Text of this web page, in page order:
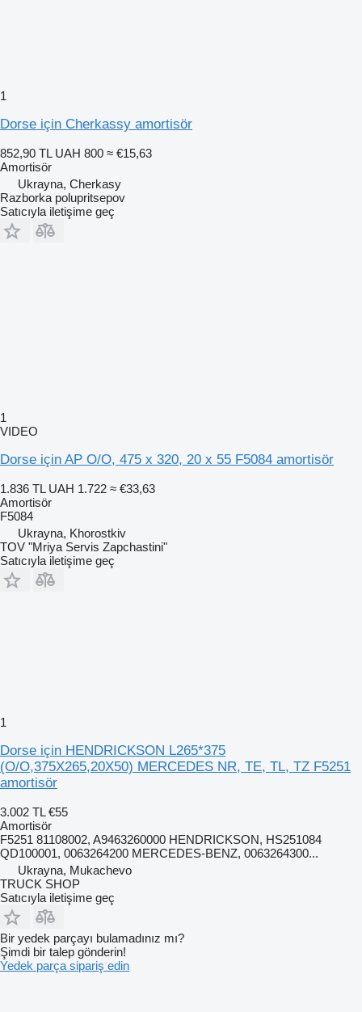
1
Dorse için Cherkassy amortisör
852,90 TL UAH 800 ≈ €15,63
Amortisör
Ukrayna, Cherkasy
Razborka polupritsepov
Satıcıyla iletişime geç
1
VIDEO
Dorse için AP O/O, 475 x 320, 20 x 55 F5084 amortisör
1.836 TL UAH 1.722 ≈ €33,63
Amortisör
F5084
Ukrayna, Khorostkiv
TOV "Mriya Servis Zapchastini"
Satıcıyla iletişime geç
1
Dorse için HENDRICKSON L265*375
(O/O,375X265,20X50) MERCEDES NR, TE, TL, TZ F5251
amortisör
3.002 TL €55
Amortisör
F5251 81108002, A9463260000 HENDRICKSON, HS251084
QD100001, 0063264200 MERCEDES-BENZ, 0063264300...
Ukrayna, Mukachevo
TRUCK SHOP
Satıcıyla iletişime geç
Bir yedek parçayı bulamadınız mı?
Şimdi bir talep gönderin!
Yedek parça sipariş edin